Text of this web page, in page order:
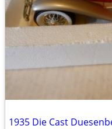
1935 Die Cast